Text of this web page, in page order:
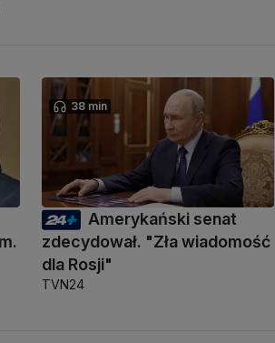
38 min
Amerykański senat
zdecydował. "Zła wiadomość
dla Rosji"
TVN24